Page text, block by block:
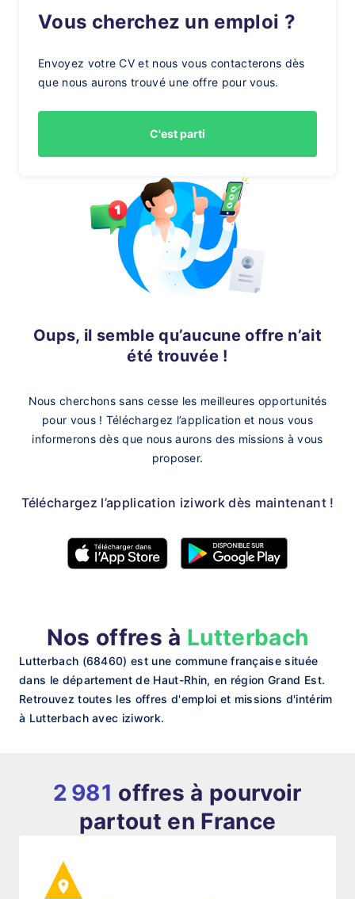
Vous cherchez un emploi ?
Envoyez votre CV et nous vous contacterons dès
que nous aurons trouvé une offre pour vous.
C'est parti
Oups, il semble qu’aucune offre n’ait
été trouvée !
Nous cherchons sans cesse les meilleures opportunités
pour vous ! Téléchargez l’application et nous vous
informerons dès que nous aurons des missions à vous
proposer.
Téléchargez l’application iziwork dès maintenant !
Nos offres à Lutterbach
Lutterbach (68460) est une commune française située
dans le département de Haut-Rhin, en région Grand Est.
Retrouvez toutes les offres d'emploi et missions d'intérim
à Lutterbach avec iziwork.
2 981 offres à pourvoir
partout en France